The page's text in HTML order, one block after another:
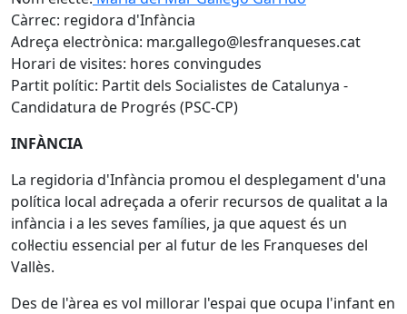
Càrrec: regidora d'Infància
Adreça electrònica: mar.gallego@lesfranqueses.cat
Horari de visites: hores convingudes
Partit polític: Partit dels Socialistes de Catalunya -
Candidatura de Progrés (PSC-CP)
INFÀNCIA
La regidoria d'Infància promou el desplegament d'una
política local adreçada a oferir recursos de qualitat a la
infància i a les seves famílies, ja que aquest és un
col·lectiu essencial per al futur de les Franqueses del
Vallès.
Des de l'àrea es vol millorar l'espai que ocupa l'infant en